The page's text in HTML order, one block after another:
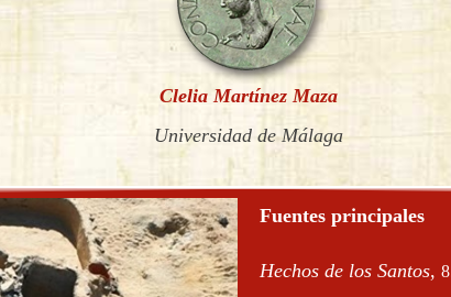
Clelia Martínez Maza
Universidad de Málaga
Fuentes principales
Hechos de los Santos,